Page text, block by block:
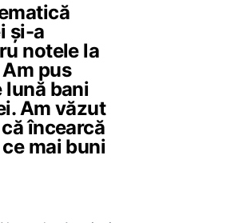
și-a
notele la
pus
lună bani
Am văzut
încearcă
mai buni